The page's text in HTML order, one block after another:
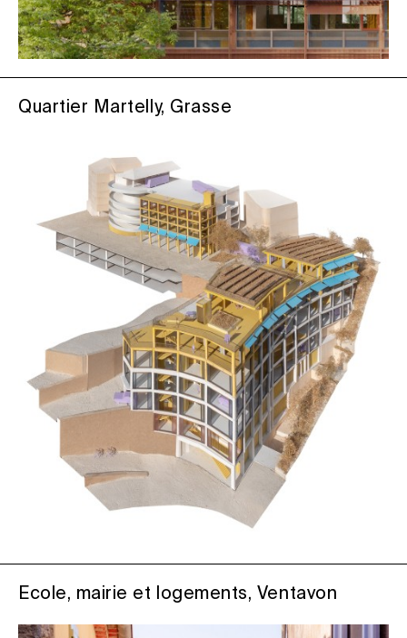
Quartier Martelly, Grasse
Ecole, mairie et logements, Ventavon